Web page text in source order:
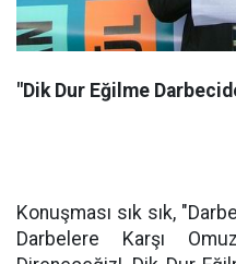
"Dik Dur Eğilme
Konuşması sık sık,
Darbelere Karşı